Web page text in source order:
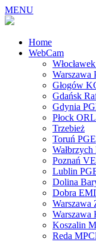
MENU
Home
WebCam
Warszawa
Głogów
Gdańsk
Gdynia
Płock
Trzebież
Toruń PGE
Wałbrzych
Poznań
Lublin
Dolina
Dobra
Warszawa
Warszawa
Koszalin
Reda